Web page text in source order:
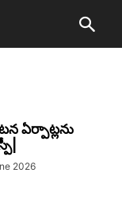
ఏర్పాట్లను
2026